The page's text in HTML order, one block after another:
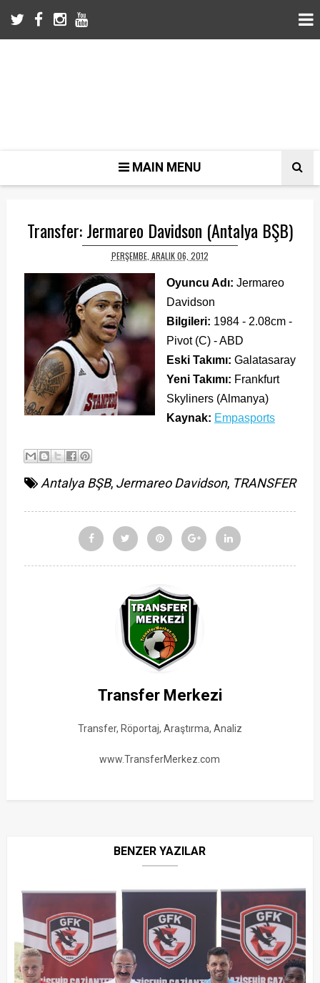
MAIN MENU
Transfer: Jermareo Davidson (Antalya BŞB)
PERŞEMBE, ARALIK 06, 2012
Oyuncu Adı: Jermareo
Davidson
Bilgileri: 1984 - 2.08cm -
Pivot (C) - ABD
Eski Takımı: Galatasaray
Yeni Takımı: Frankfurt
Skyliners (Almanya)
Kaynak: Empasports
Antalya BŞB, Jermareo Davidson, TRANSFER
Transfer Merkezi
Transfer, Röportaj, Araştırma, Analiz
www.TransferMerkez.com
BENZER YAZILAR